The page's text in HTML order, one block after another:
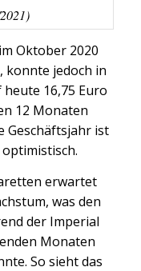
Oktober 2020
konnte jedoch in
16,75 Euro
12 Monaten
Geschäftsjahr ist
erwartet
was den
der Imperial
Monaten
So sieht das